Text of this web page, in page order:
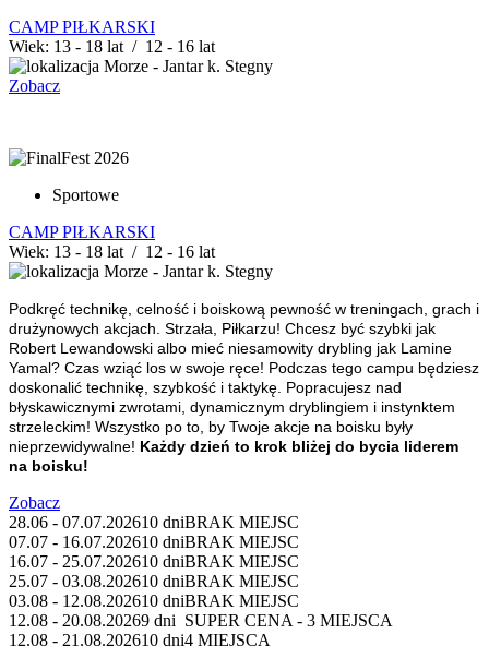
CAMP PIŁKARSKI
Wiek: 13 - 18 lat / 12 - 16 lat
Morze - Jantar k. Stegny
Zobacz
Sportowe
CAMP PIŁKARSKI
Wiek: 13 - 18 lat / 12 - 16 lat
Morze - Jantar k. Stegny
Podkręć technikę, celność i boiskową pewność w treningach, grach i
drużynowych akcjach. Strzała, Piłkarzu! Chcesz być szybki jak
Robert Lewandowski albo mieć niesamowity drybling jak Lamine
Yamal? Czas wziąć los w swoje ręce! Podczas tego campu będziesz
doskonalić technikę, szybkość i taktykę. Popracujesz nad
błyskawicznymi zwrotami, dynamicznym dryblingiem i instynktem
strzeleckim! Wszystko po to, by Twoje akcje na boisku były
nieprzewidywalne! Każdy dzień to krok bliżej do bycia liderem
na boisku!
Zobacz
28.06 - 07.07.202610 dniBRAK MIEJSC
07.07 - 16.07.202610 dniBRAK MIEJSC
16.07 - 25.07.202610 dniBRAK MIEJSC
25.07 - 03.08.202610 dniBRAK MIEJSC
03.08 - 12.08.202610 dniBRAK MIEJSC
12.08 - 20.08.20269 dni SUPER CENA - 3 MIEJSCA
12.08 - 21.08.202610 dni4 MIEJSCA